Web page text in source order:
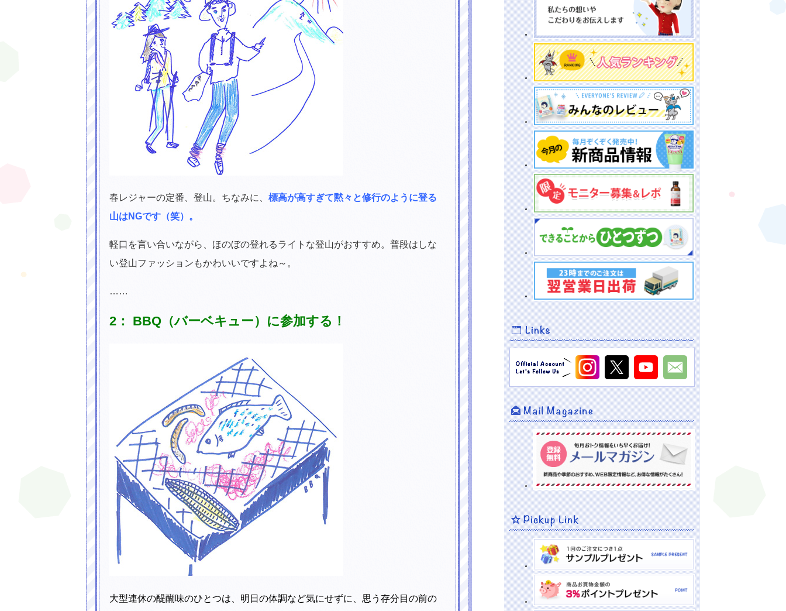
春レジャーの定番、登山。ちなみに、 標高が高すぎて黙々と修行のように登る
山はNGです（笑）。
軽口を言い合いながら、ほのぼの登れるライトな登山がおすすめ。普段はしな
い登山ファッションもかわいいですよね～。
……
2： BBQ（バーベキュー）に参加する！
大型連休の醍醐味のひとつは、明日の体調など気にせずに、思う存分目の前の